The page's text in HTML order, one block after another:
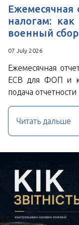
Ежемесячная
налогам:
военный
07 July 2026
Ежемесячная
ЕСВ для ФОП и
подача отчетности
Читать дальше